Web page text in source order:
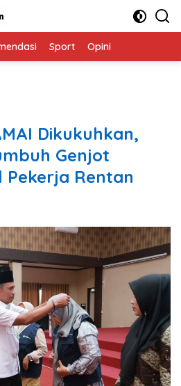
Sport Opini
Dikukuhkan,
Genjot
Pekerja Rentan